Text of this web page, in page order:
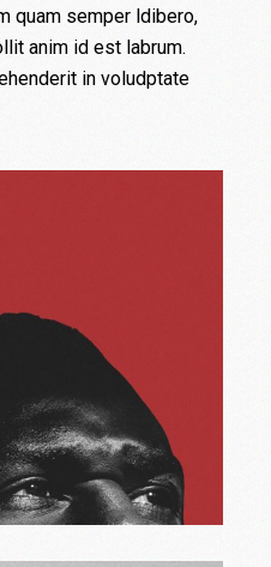
quam semper ldibero,
anim id est labrum.
in voludptate